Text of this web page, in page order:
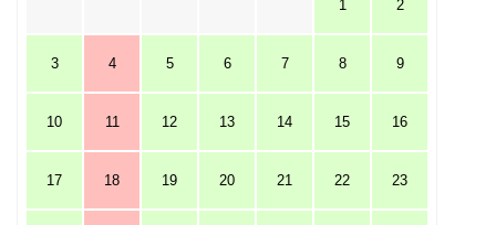
1 2
3 4 5 6 7 8 9
10 11 12 13 14 15 16
17 18 19 20 21 22 23